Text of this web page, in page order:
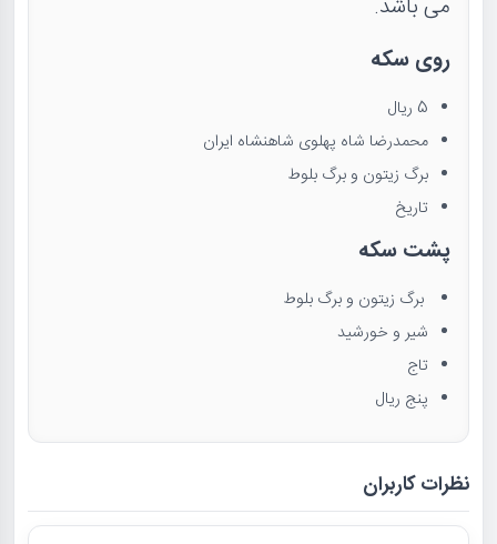
می باشد.
روی سکه
5 ریال
محمدرضا شاه پهلوی شاهنشاه ایران
برگ زیتون و برگ بلوط
تاریخ
پشت سکه
برگ زیتون و برگ بلوط
شیر و خورشید
تاج
پنج ریال
نظرات کاربران